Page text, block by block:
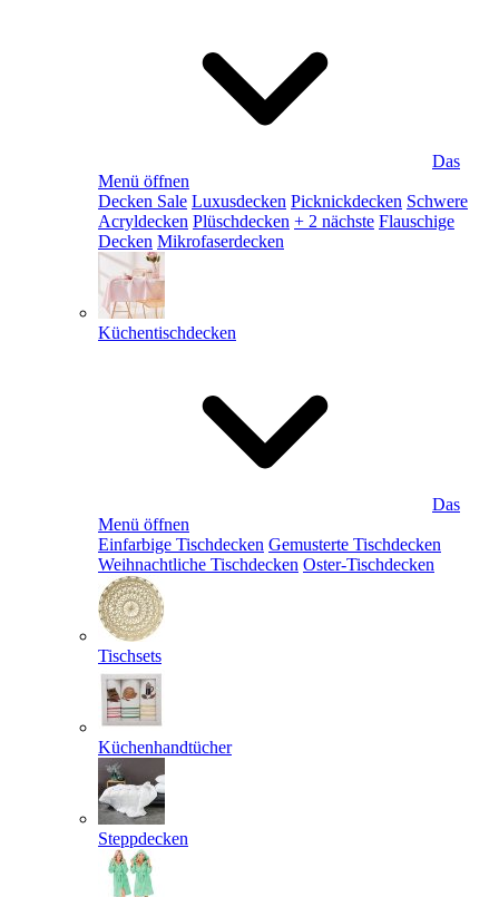
Das
Menü öffnen
Decken Sale Luxusdecken Picknickdecken Schwere
Acryldecken Plüschdecken + 2 nächste Flauschige
Decken Mikrofaserdecken
Küchentischdecken
Das
Menü öffnen
Einfarbige Tischdecken Gemusterte Tischdecken
Weihnachtliche Tischdecken Oster-Tischdecken
Tischsets
Küchenhandtücher
Steppdecken